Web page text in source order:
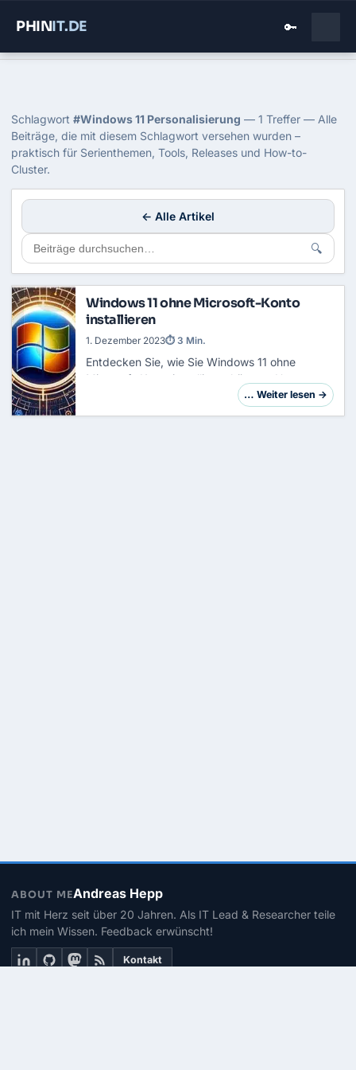
PHINIT.DE 🔑
Tag: Windows 11 Personalisierung
Schlagwort #Windows 11 Personalisierung — 1 Treffer — Alle
Beiträge, die mit diesem Schlagwort versehen wurden –
praktisch für Serienthemen, Tools, Releases und How-to-
Cluster.
← Alle Artikel
🔍
Windows 11 ohne Microsoft-Konto
installieren
Entdecken Sie, wie Sie Windows 11 ohne
Microsoft-Konto installieren können. Unser
umfassender Leitfaden erklärt Schritt für
1. Dezember 2023⏱ 3 Min.
… Weiter lesen →
ABOUT MEAndreas Hepp
IT mit Herz seit über 20 Jahren. Als IT Lead & Researcher teile
ich mein Wissen. Feedback erwünscht!
Kontakt